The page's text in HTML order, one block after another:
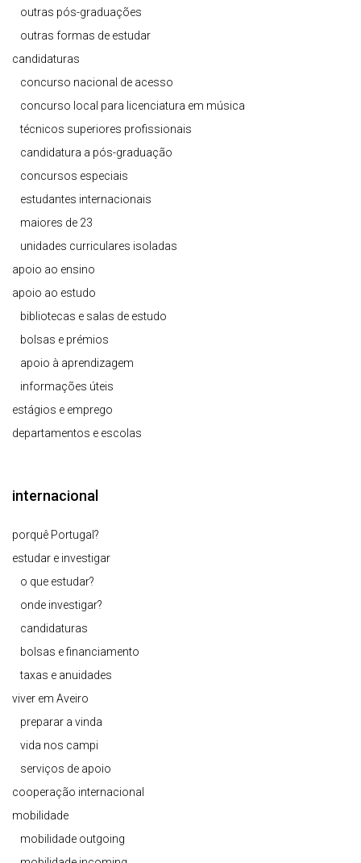
outras pós-graduações
outras formas de estudar
candidaturas
concurso nacional de acesso
concurso local para licenciatura em música
técnicos superiores profissionais
candidatura a pós-graduação
concursos especiais
estudantes internacionais
maiores de 23
unidades curriculares isoladas
apoio ao ensino
apoio ao estudo
bibliotecas e salas de estudo
bolsas e prémios
apoio à aprendizagem
informações úteis
estágios e emprego
departamentos e escolas
internacional
porquê Portugal?
estudar e investigar
o que estudar?
onde investigar?
candidaturas
bolsas e financiamento
taxas e anuidades
viver em Aveiro
preparar a vinda
vida nos campi
serviços de apoio
cooperação internacional
mobilidade
mobilidade outgoing